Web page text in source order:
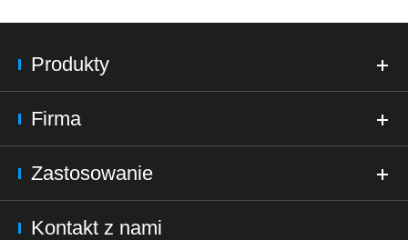
Produkty
Firma
Zastosowanie
Kontakt z nami